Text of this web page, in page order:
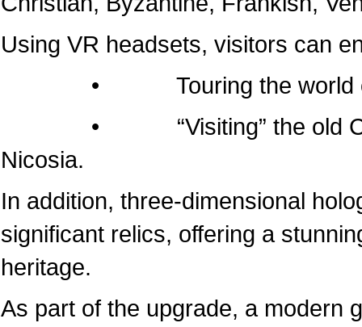
Using VR headsets, visitors can
• Touring the world of
• “Visiting” the old
Nicosia.
In addition, three-dimensional
significant relics, offering a
heritage.
As part of the upgrade, a modern